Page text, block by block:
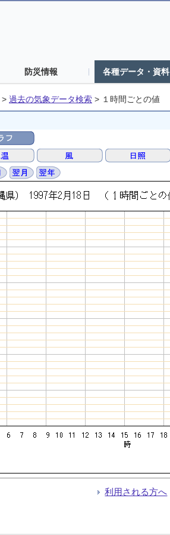
防災情報 各種データ・資料
> 過去の気象データ検索 > １時間ごとの値
利用される方へ